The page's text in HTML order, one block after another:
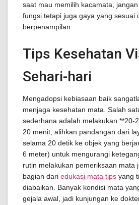
saat mau memilih kacamata,
fungsi tetapi juga gaya yang sesuai
berpenampilan.
Tips Kesehatan
Sehari-hari
Mengadopsi kebiasaan baik
menjaga kesehatan mata. Salah
sederhana adalah melakukan **20-
20 menit, alihkan pandangan dari
selama 20 detik ke objek yang
6 meter) untuk mengurangi
rutin melakukan pemeriksaan mata
bagian dari edukasi mata tips yang
diabaikan. Banyak kondisi mata
gejala awal, jadi kunjungan ke